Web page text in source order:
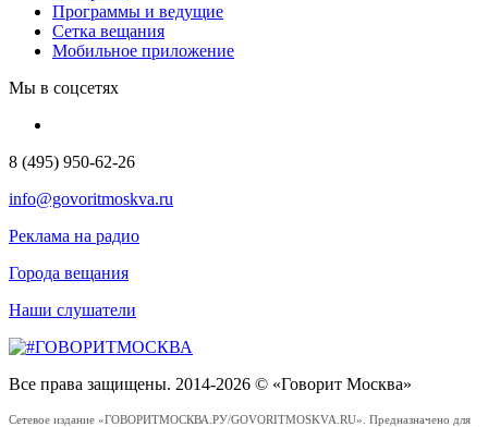
Программы и ведущие
Сетка вещания
Мобильное приложение
Мы в соцсетях
8 (495) 950-62-26
info@govoritmoskva.ru
Реклама на радио
Города вещания
Наши слушатели
Все права защищены. 2014-2026 © «Говорит Москва»
Сетевое издание «ГОВОРИТМОСКВА.РУ/GOVORITMOSKVA.RU». Предназначено для